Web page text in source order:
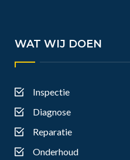
WAT WIJ DOEN
Inspectie
Diagnose
Reparatie
Onderhoud